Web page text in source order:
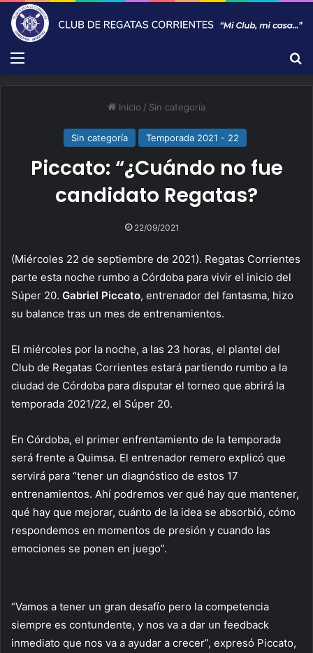
Menú
Inicio / Sin categoría
Sin categoría Temporada 2021 - 22
Piccato: “¿Cuándo no fue
candidato Regatas?
22/09/2021
(Miércoles 22 de septiembre de 2021). Regatas Corrientes
parte esta noche rumbo a Córdoba para vivir el inicio del
Súper 20. Gabriel Piccato, entrenador del fantasma, hizo
su balance tras un mes de entrenamientos.
El miércoles por la noche, a las 23 horas, el plantel del
Club de Regatas Corrientes estará partiendo rumbo a la
ciudad de Córdoba para disputar el torneo que abrirá la
temporada 2021/22, el Súper 20.
En Córdoba, el primer enfrentamiento de la temporada
será frente a Quimsa. El entrenador remero explicó que
servirá para “tener un diagnóstico de estos 17
entrenamientos. Ahí podremos ver qué hay que mantener,
qué hay que mejorar, cuánto de la idea se absorbió, cómo
respondemos en momentos de presión y cuando las
emociones se ponen en juego”.
“Vamos a tener un gran desafío pero la competencia
siempre es contundente, y nos va a dar un feedback
inmediato que nos va a ayudar a crecer”, expresó Piccato,